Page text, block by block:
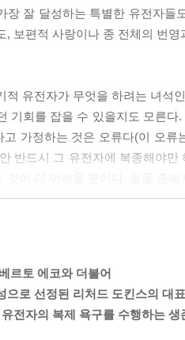
장 잘 달성하는 특별한 유전자들
, 보편적 사랑이나 종 전체의 번
적 유전자가 무엇을 하려는 녀석
기회를 잡을 수 있을지도 모른
고 가정하는 것은 오류다(이 오
반드시 그 유전자에 복종해야
세상에서 자신을 유지해 가는
하지 않았다. 그들은 과거 생존
. 그들은 이미 먼 옛날에 자유를
전하게 집단으로 떼 지어 살면서,
르토 에코와 더불어
으로 선정된 리처드 도킨스의 대
전자의 복제 욕구를 수행하는 생